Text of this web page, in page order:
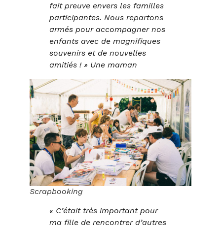
fait preuve envers les familles
participantes. Nous repartons
armés pour accompagner nos
enfants avec de magnifiques
souvenirs et de nouvelles
amitiés ! » Une maman
Scrapbooking
« C’était très important pour
ma fille de rencontrer d’autres